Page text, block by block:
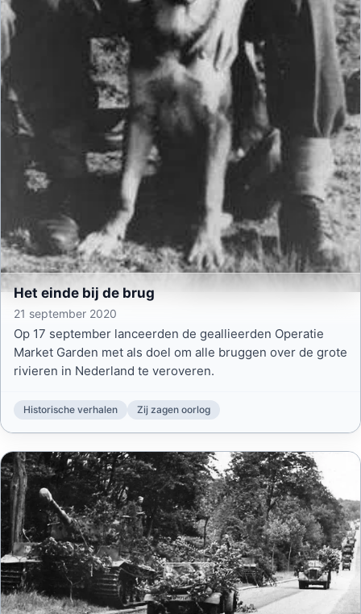
Het einde bij de brug
21 september 2020
Op 17 september lanceerden de geallieerden Operatie
Market Garden met als doel om alle bruggen over de grote
rivieren in Nederland te veroveren.
Historische verhalen Zij zagen oorlog